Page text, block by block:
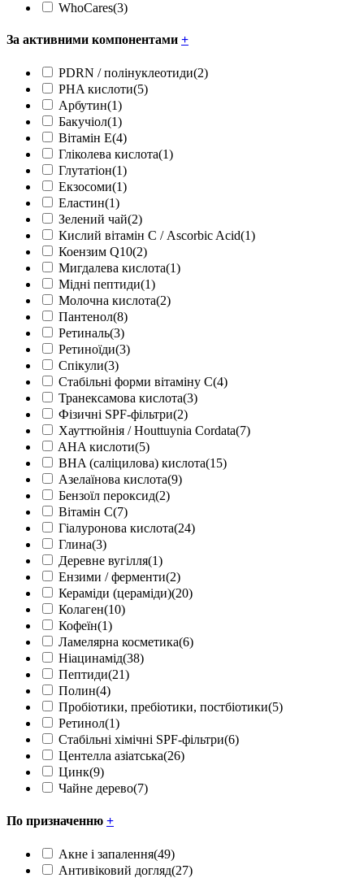
WhoCares(3)
За активними компонентами +
PDRN / полінуклеотиди(2)
PHA кислоти(5)
Арбутин(1)
Бакучіол(1)
Вітамін Е(4)
Гліколева кислота(1)
Глутатіон(1)
Екзосоми(1)
Еластин(1)
Зелений чай(2)
Кислий вітамін С / Ascorbic Acid(1)
Коензим Q10(2)
Мигдалева кислота(1)
Мідні пептиди(1)
Молочна кислота(2)
Пантенол(8)
Ретиналь(3)
Ретиноїди(3)
Спікули(3)
Стабільні форми вітаміну С(4)
Транексамова кислота(3)
Фізичні SPF-фільтри(2)
Хауттюйнія / Houttuynia Cordata(7)
AHA кислоти(5)
BHA (саліцилова) кислота(15)
Азелаїнова кислота(9)
Бензоїл пероксид(2)
Вітамін С(7)
Гіалуронова кислота(24)
Глина(3)
Деревне вугілля(1)
Ензими / ферменти(2)
Кераміди (цераміди)(20)
Колаген(10)
Кофеїн(1)
Ламелярна косметика(6)
Ніацинамід(38)
Пептиди(21)
Полин(4)
Пробіотики, пребіотики, постбіотики(5)
Ретинол(1)
Стабільні хімічні SPF-фільтри(6)
Центелла азіатська(26)
Цинк(9)
Чайне дерево(7)
По призначенню +
Акне і запалення(49)
Антивіковий догляд(27)